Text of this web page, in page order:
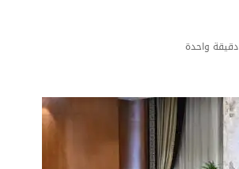
دقيقة واحدة